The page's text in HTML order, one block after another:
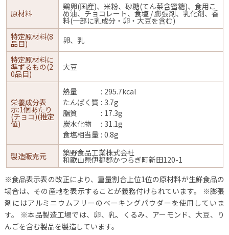
原材料
鶏卵(国産)、米粉、砂糖(てん菜含蜜糖)、食用こ
め油、チョコレート、食塩 / 膨張剤、乳化剤、香
料(一部に乳成分・卵・大豆を含む)
特定原材料(8
品目)
卵、乳
特定原材料に
準ずるもの(2
0品目)
大豆
栄養成分表
示:1個あたり
(チョコ)(推定
値)
熱量
295.7kcal
たんぱく質
3.7g
脂質
17.3g
炭水化物
31.1g
食塩相当量 0.8g
製造販売元 築野食品工業株式会社
和歌山県伊都郡かつらぎ町新田120-1
※食品表示表の改正により、重量割合上位1位の原材料が生鮮食品の
場合は、その産地を表示することが義務付けられています。
※膨張
剤にはアルミニウムフリーのベーキングパウダーを使用していま
す。
※本品製造工場では、卵、乳、くるみ、アーモンド、大豆、り
んごを含む製品を製造しています。